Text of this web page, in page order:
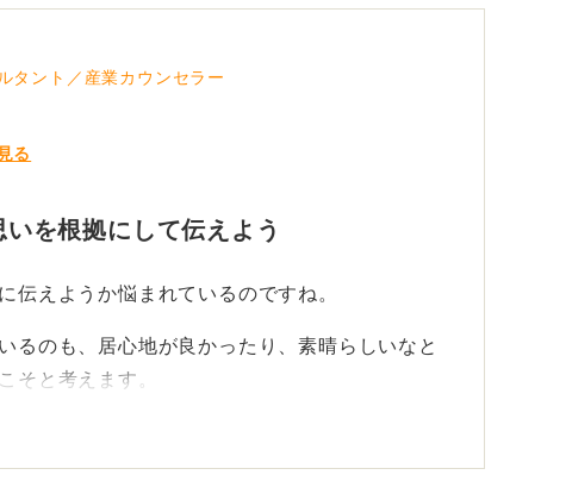
タント／産業カウンセラー
る
を根拠にして伝えよう
伝えようか悩まれているのですね。
るのも、居心地が良かったり、素晴らしいなと
そと考えます。
をストレートにお伝えするのは避けるのが無難